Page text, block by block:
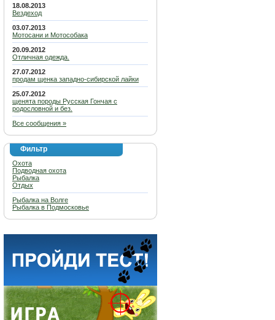
18.08.2013
Вездеход
03.07.2013
Мотосани и Мотособака
20.09.2012
Отличная одежда.
27.07.2012
продам щенка западно-сибирской лайки
25.07.2012
щенята породы Русская Гончая с
родословной и без.
Все сообщения »
Фильтр
Охота
Подводная охота
Рыбалка
Отдых
Рыбалка на Волге
Рыбалка в Подмосковье